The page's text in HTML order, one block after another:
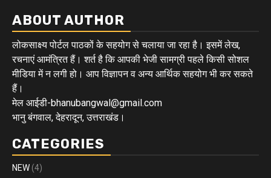
ABOUT AUTHOR
लोकसाक्ष्य पोर्टल पाठकों के सहयोग से चलाया जा रहा है। इसमें लेख,
रचनाएं आमंत्रित हैं। शर्त है कि आपकी भेजी सामग्री पहले किसी सोशल
मीडिया में न लगी हो। आप विज्ञापन व अन्य आर्थिक सहयोग भी कर सकते
हैं।
मेल आईडी-bhanubangwal@gmail.com
भानु बंगवाल, देहरादून, उत्तराखंड।
CATEGORIES
NEW (4)